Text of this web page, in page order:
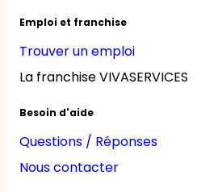
Emploi et franchise
Trouver un emploi
La franchise VIVASERVICES
Besoin d'aide
Questions / Réponses
Nous contacter